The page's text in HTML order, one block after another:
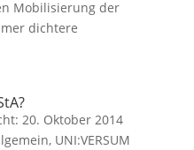
Mobilisierung der
dichtere
20. Oktober 2014
, UNI:VERSUM